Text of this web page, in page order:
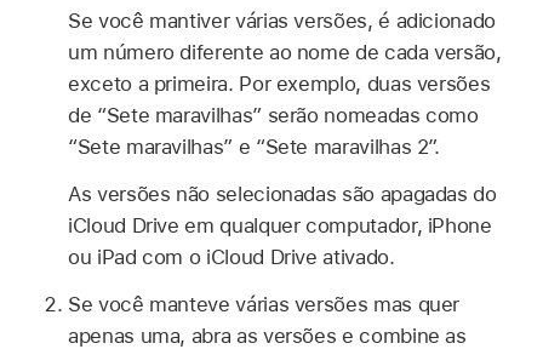
Se você mantiver várias versões, é adicionado
um número diferente ao nome de cada versão,
exceto a primeira. Por exemplo, duas versões
de “Sete maravilhas” serão nomeadas como
“Sete maravilhas” e “Sete maravilhas 2”.
As versões não selecionadas são apagadas do
iCloud Drive em qualquer computador, iPhone
ou iPad com o iCloud Drive ativado.
Se você manteve várias versões mas quer
apenas uma, abra as versões e combine as